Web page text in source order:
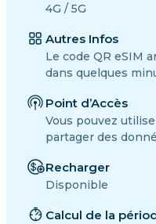
4G / 5G
Autres Infos
Le code QR eSIM
dans quelques
Point d’Accès
Vous pouvez
partager des
Recharger
Disponible
Calcul de la